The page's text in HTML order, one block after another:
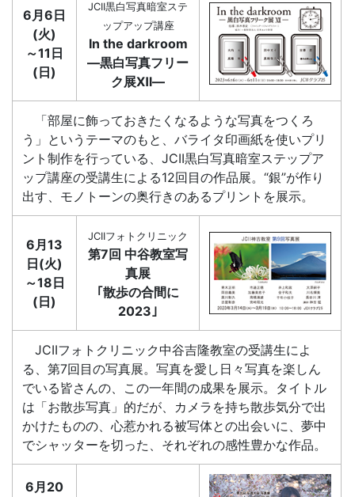
6月6日
(火)
～11日
(日)
JCII黒白写真暗室ステ
ップアップ講座
In the darkroom
―黒白写真フリー
ク展Ⅻ―
「部屋に飾っておきたくなるような写真をつくろ
う」というテーマのもと、バライタ印画紙を使いプリ
ント制作を行っている、JCII黒白写真暗室ステップア
ップ講座の受講生による12回目の作品展。“銀”が作り
出す、モノトーンの奥行きのあるプリントを展示。
6月13
日(火)
～18日
(日)
JCIIフォトクリニック
第7回 中谷教室写
真展
｢散歩の合間に
2023｣
JCIIフォトクリニック中谷吉隆教室の受講生によ
る、第7回目の写真展。写真を愛し日々写真を楽しん
でいる皆さんの、この一年間の成果を展示。タイトル
は「お散歩写真」的だが、カメラを持ち散歩気分で出
かけたものの、心惹かれる被写体との出会いに、夢中
でシャッターを切った、それぞれの感性豊かな作品。
6月20